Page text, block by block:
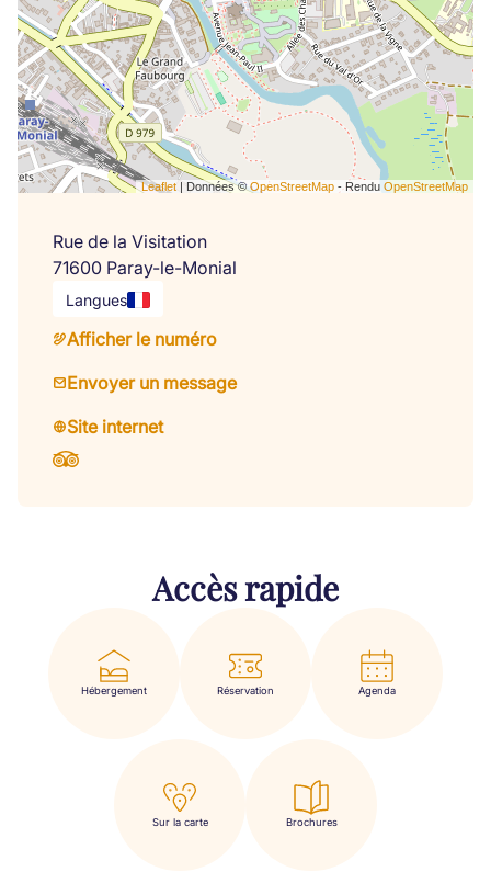
Leaflet | Données ©OpenStreetMap - Rendu OpenStreetMap
Rue de la Visitation
71600 Paray-le-Monial
Langues
Afficher le numéro
Envoyer un message
Site internet
Accès rapide
Hébergement Réservation Agenda
Sur la carte Brochures